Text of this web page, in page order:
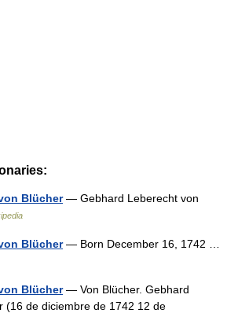
Blücher— Gebhard Leberecht von
Blücher— Born December 16, 1742 …
Blücher— Von Blücher. Gebhard
(16 de diciembre de 1742 12 de